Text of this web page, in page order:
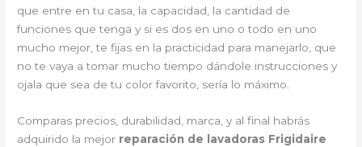
que entre en tu casa, la capacidad, la cantidad de
funciones que tenga y si es dos en uno o todo en uno
mucho mejor, te fijas en la practicidad para manejarlo, que
no te vaya a tomar mucho tiempo dándole instrucciones y
ojala que sea de tu color favorito, sería lo máximo.
Comparas precios, durabilidad, marca, y al final habrás
adquirido la mejor reparación de lavadoras Frigidaire